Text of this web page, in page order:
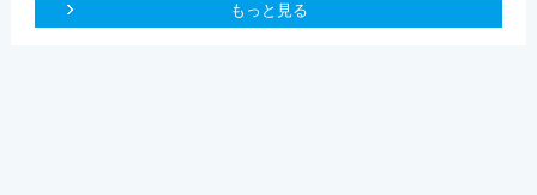
もっと見る